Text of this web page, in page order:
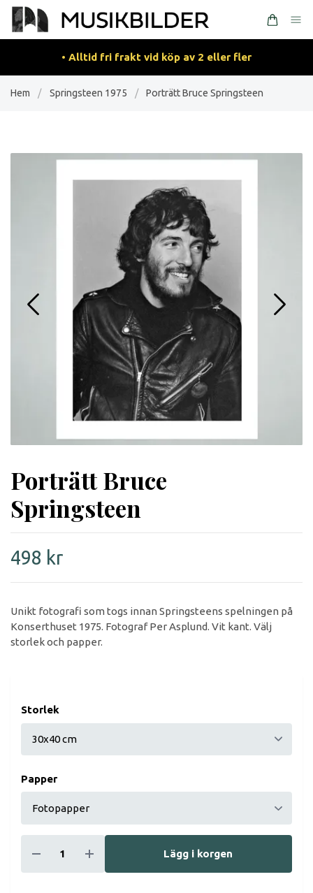
• Alltid fri frakt vid köp av 2 eller fler
Hem / Springsteen 1975 / Porträtt Bruce Springsteen
Porträtt Bruce
Springsteen
498 kr
Unikt fotografi som togs innan Springsteens spelningen på
Konserthuset 1975. Fotograf Per Asplund. Vit kant. Välj
storlek och papper.
Storlek
Papper
Lägg i korgen